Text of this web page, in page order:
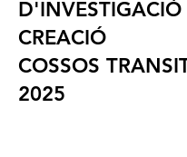
D'INVESTIGACIÓ
CREACIÓ
COSSOS
2025